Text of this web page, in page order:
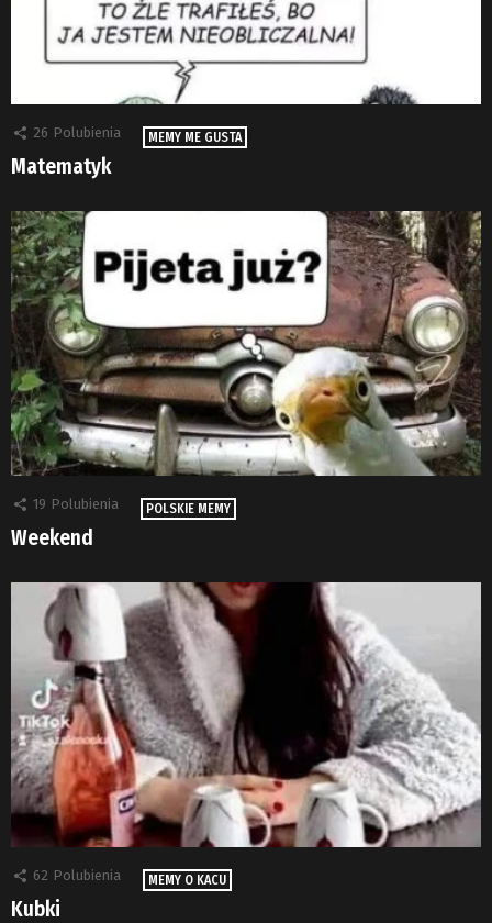
26 Polubienia MEMY ME GUSTA
Matematyk
19 Polubienia POLSKIE MEMY
Weekend
62 Polubienia MEMY O KACU
Kubki